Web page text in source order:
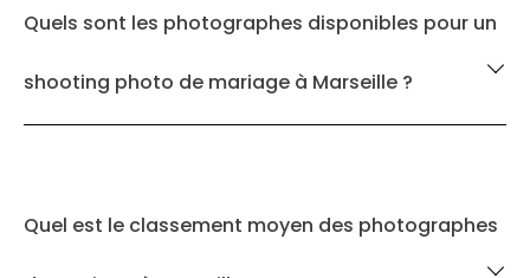
Quels sont les photographes disponibles pour un
shooting photo de mariage à Marseille ?
Quel est le classement moyen des photographes